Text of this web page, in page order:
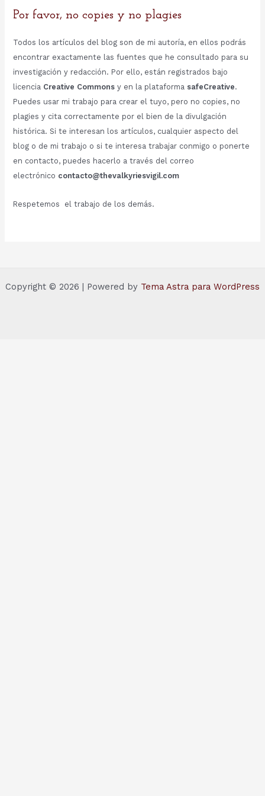
Por favor, no copies y no plagies
Todos los artículos del blog son de mi autoría, en ellos podrás
encontrar exactamente las fuentes que he consultado para su
investigación y redacción. Por ello, están registrados bajo
licencia Creative Commonsy en la plataforma safeCreative.
Puedes usar mi trabajo para crear el tuyo, pero no copies, no
plagies y cita correctamente por el bien de la divulgación
histórica. Si te interesan los artículos, cualquier aspecto del
blog o de mi trabajo o si te interesa trabajar conmigo o ponerte
en contacto, puedes hacerlo a través del correo
electrónico contacto@thevalkyriesvigil.com
Respetemos el trabajo de los demás.
Copyright © 2026 | Powered by Tema Astra para WordPress